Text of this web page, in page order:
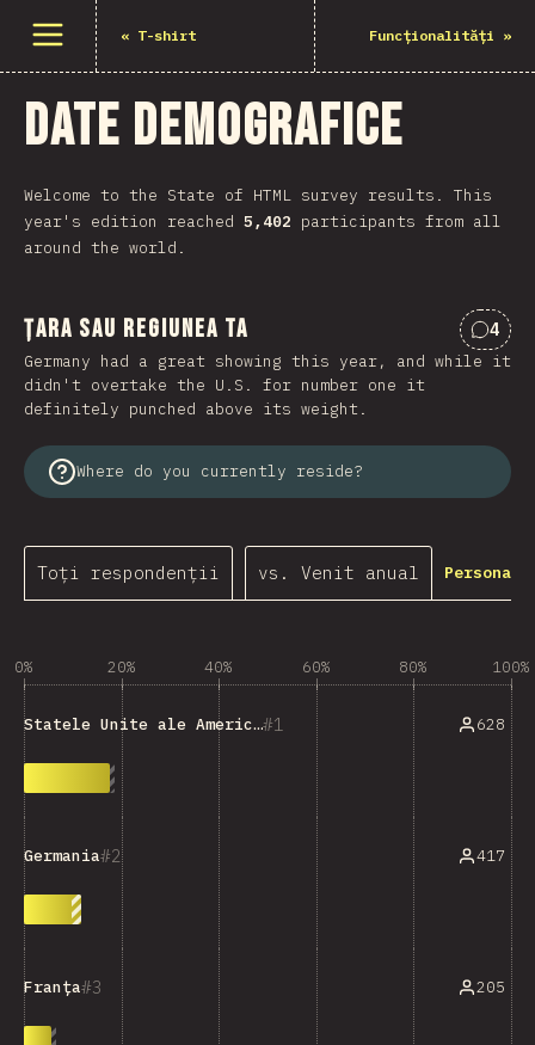
Deschide meniu
« T-shirt Funcționalități »
Date demografice
Welcome to the State of HTML survey results. This
year's edition reached 5,402 participants from all
around the world.
Țara sau regiunea ta 4
Germany had a great showing this year, and while it
didn't overtake the U.S. for number one it
definitely punched above its weight.
Where do you currently reside?
Toți respondenții vs. Venit anual
0% 20% 40% 60% 80% 100%
1
Statele Unite ale Americii 628
2
Germania 417
3
Franța 205